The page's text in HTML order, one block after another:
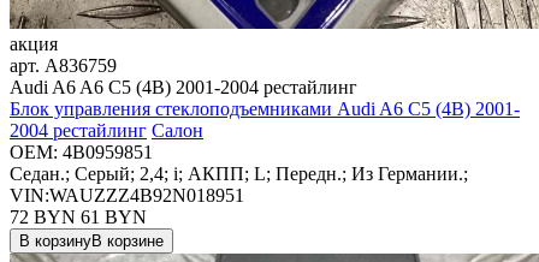
акция
арт. A836759
Audi A6 A6 C5 (4B) 2001-2004 рестайлинг
Блок управления стеклоподъемниками Audi A6 C5 (4B) 2001-
2004 рестайлинг Салон
OEM: 4B0959851
Седан.; Серый; 2,4; i; АКПП; L; Передн.; Из Германии.;
VIN:WAUZZZ4B92N018951
72 BYN 61 BYN
В корзинуВ корзине